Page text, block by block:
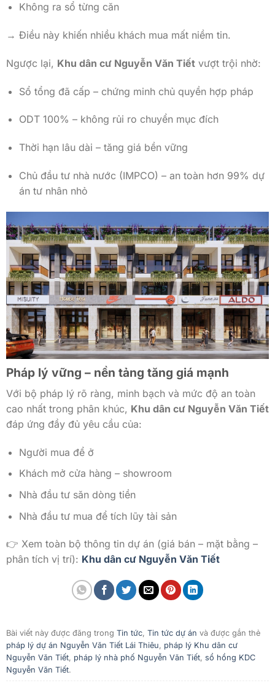
Không ra sổ từng căn
→ Điều này khiến nhiều khách mua mất niềm tin.
Ngược lại, Khu dân cư Nguyễn Văn Tiết vượt trội nhờ:
Sổ tổng đã cấp – chứng minh chủ quyền hợp pháp
ODT 100% – không rủi ro chuyển mục đích
Thời hạn lâu dài – tăng giá bền vững
Chủ đầu tư nhà nước (IMPCO) – an toàn hơn 99% dự
án tư nhân nhỏ
Pháp lý vững – nền tảng tăng giá mạnh
Với bộ pháp lý rõ ràng, minh bạch và mức độ an toàn
cao nhất trong phân khúc, Khu dân cư Nguyễn Văn Tiết
đáp ứng đầy đủ yêu cầu của:
Người mua để ở
Khách mở cửa hàng – showroom
Nhà đầu tư săn dòng tiền
Nhà đầu tư mua để tích lũy tài sản
👉 Xem toàn bộ thông tin dự án (giá bán – mặt bằng –
phân tích vị trí): Khu dân cư Nguyễn Văn Tiết
Bài viết này được đăng trong Tin tức, Tin tức dự án và được gắn thẻ
pháp lý dự án Nguyễn Văn Tiết Lái Thiêu, pháp lý Khu dân cư
Nguyễn Văn Tiết, pháp lý nhà phố Nguyễn Văn Tiết, sổ hồng KDC
Nguyễn Văn Tiết.